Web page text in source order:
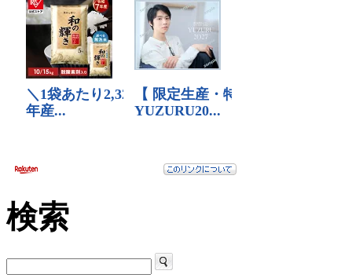
検索